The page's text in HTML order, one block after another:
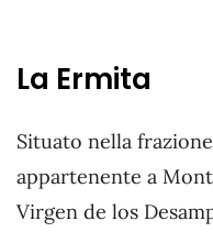
La Ermita
Situato nella
appartenente a
Virgen de los